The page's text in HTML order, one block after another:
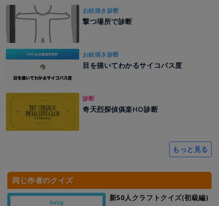
お絵描き診断
撃つ場所で診断
お絵描き診断
目を描いてわかるサイコパス度
診断
奇天烈探偵俱楽HO診断
もっと見る
同じ作者のクイズ
新50人クラフトクイズ(初級編)